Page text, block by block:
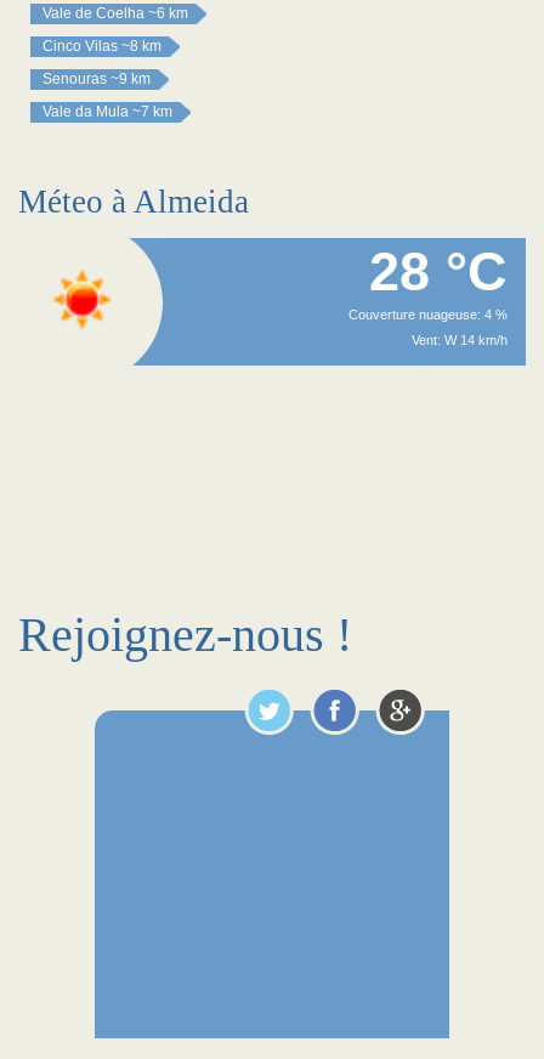
Vale de Coelha ~6 km
Cinco Vilas ~8 km
Senouras ~9 km
Vale da Mula ~7 km
Méteo à Almeida
28 °C
Couverture nuageuse: 4 %
Vent: W 14 km/h
Rejoignez-nous !